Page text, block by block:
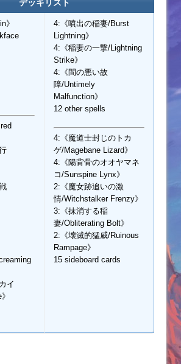
デッキリスト
》
イ
4:《噴出の稲妻/Burst
Lightning》
4:《稲妻の一撃/Lightning
Strike》
4:《間の悪い故
障/Untimely
Malfunction》
12 other spells
4:《魔道士封じのトカ
ゲ/Magebane Lizard》
4:《陽背骨のオオヤマネ
コ/Sunspine Lynx》
2:《魔女跡追いの激
情/Witchstalker Frenzy》
3:《抹消する稲
妻/Obliterating Bolt》
2:《壊滅的猛威/Ruinous
Rampage》
15 sideboard cards